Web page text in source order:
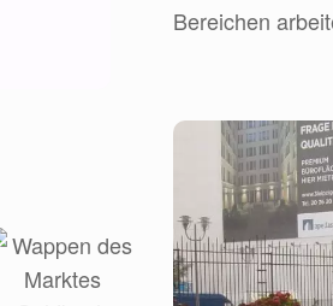
Bereichen